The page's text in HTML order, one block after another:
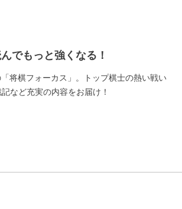
でもっと強くなる！
将棋フォーカス」。トップ棋士の熱い戦い
など充実の内容をお届け！